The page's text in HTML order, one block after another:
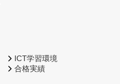
ICT学習環境
合格実績